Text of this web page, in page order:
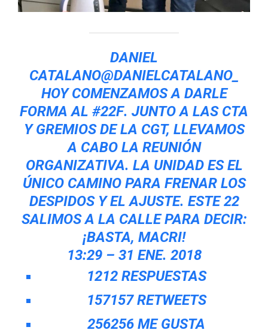
DANIEL
CATALANO@DANIELCATALANO_
HOY COMENZAMOS A DARLE
FORMA AL #22F. JUNTO A LAS CTA
Y GREMIOS DE LA CGT, LLEVAMOS
A CABO LA REUNIÓN
ORGANIZATIVA. LA UNIDAD ES EL
ÚNICO CAMINO PARA FRENAR LOS
DESPIDOS Y EL AJUSTE. ESTE 22
SALIMOS A LA CALLE PARA DECIR:
¡BASTA, MACRI!
13:29 – 31 ENE. 2018
1212 RESPUESTAS
157157 RETWEETS
256256 ME GUSTA